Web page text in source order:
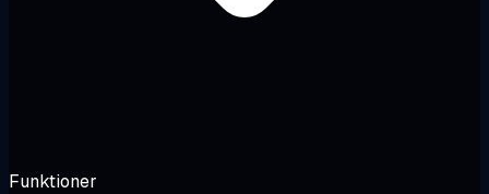
Funktioner